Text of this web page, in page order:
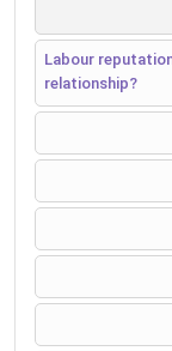
Labour
relationship?